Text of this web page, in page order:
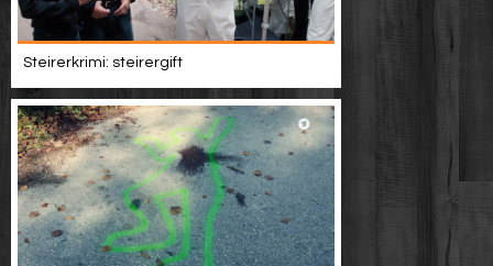
Werbung
Video suchen
Steirerkrimi: steirergift